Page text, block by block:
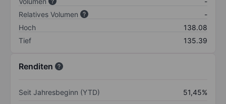
Relatives Volumen
-
Hoch
138.08
Tief
135.39
Renditen
Seit Jahresbeginn (YTD)
51,45%